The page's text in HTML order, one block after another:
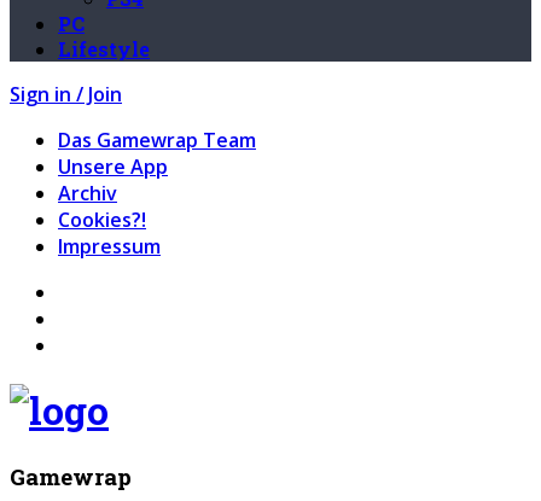
PC
Lifestyle
Sign in / Join
Das Gamewrap Team
Unsere App
Archiv
Cookies?!
Impressum
Gamewrap